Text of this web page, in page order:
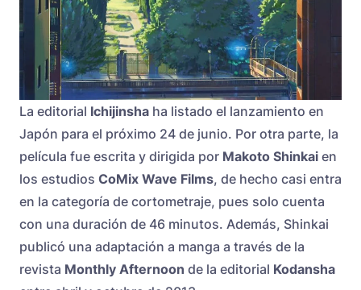
La editorial Ichijinsha ha listado el lanzamiento en
Japón para el próximo 24 de junio. Por otra parte, la
película fue escrita y dirigida por Makoto Shinkai en
los estudios CoMix Wave Films, de hecho casi entra
en la categoría de cortometraje, pues solo cuenta
con una duración de 46 minutos. Además, Shinkai
publicó una adaptación a manga a través de la
revista Monthly Afternoon de la editorial Kodansha